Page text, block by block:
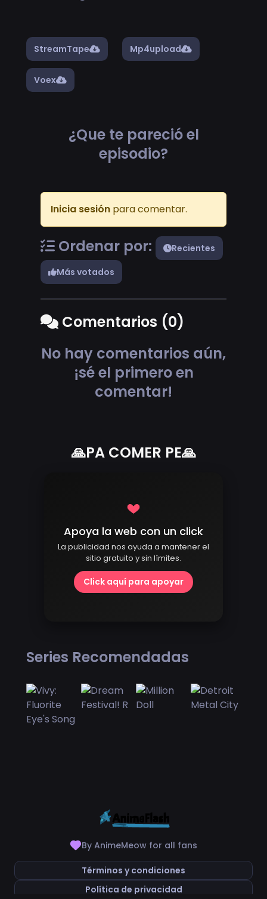
StreamTape Mp4upload
Voex
¿Que te pareció el
episodio?
Inicia sesión para comentar.
Ordenar por:
Recientes
Más votados
Comentarios (0)
No hay comentarios aún,
¡sé el primero en
comentar!
🙏PA COMER PE🙏
Apoya la web con un click
La publicidad nos ayuda a mantener el
sitio gratuito y sin límites.
Click aquí para apoyar
Series Recomendadas
By AnimeMeow for all fans
Términos y condiciones
Política de privacidad